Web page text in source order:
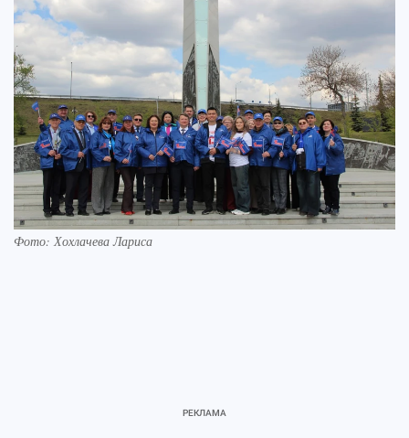
Фото: Хохлачева Лариса